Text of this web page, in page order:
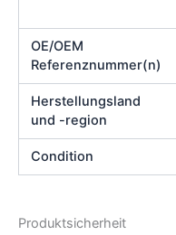
OE/OEM
Referenznummer(n)
Herstellungsland
und -region
Condition
Produktsicherheit